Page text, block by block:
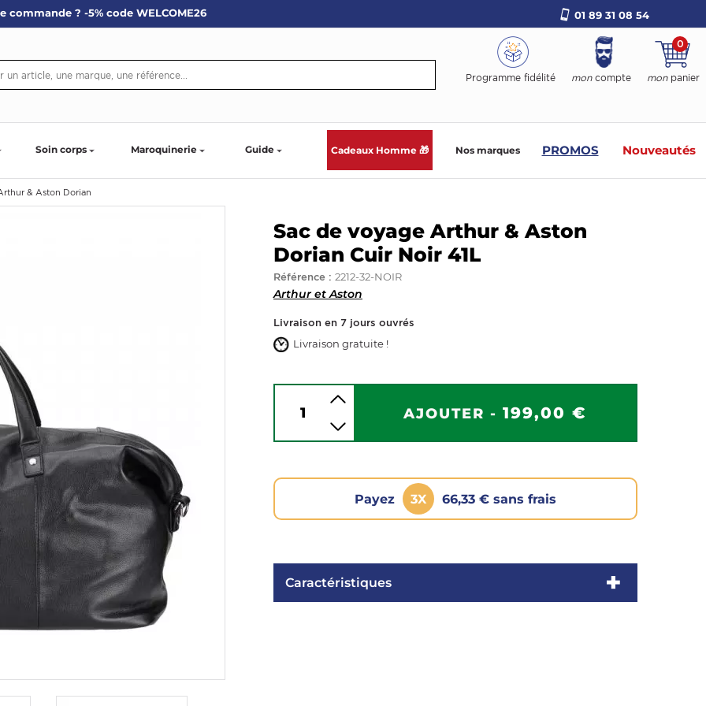
commande ? -5% code WELCOME26 01 89 31 08 54
Programme fidélité mon compte mon panier
0
Soin corps Maroquinerie Guide Cadeaux Homme 🎁 Nos marques PROMOS Nouveautés
& Aston Dorian
Sac de voyage Arthur & Aston
Dorian Cuir Noir 41L
Référence : 2212-32-NOIR
Arthur et Aston
Livraison en 7 jours ouvrés
Livraison gratuite !
AJOUTER - 199,00 €
Payez 3X 66,33 € sans frais
Caractéristiques